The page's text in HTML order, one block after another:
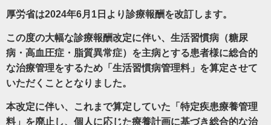
厚労省は2024年6月1日より診療報酬を改訂します。
この度の大幅な診療報酬改定に伴い、生活習慣病（糖尿
病・高血圧症・脂質異常症）を主病とする患者様に総合的
な治療管理をするため「生活習慣病管理料」を算定させて
いただくこととなりました。
本改定に伴い、これまで算定していた「特定疾患療養管理
料」を廃止し、個人に応じた療養計画に基づき総合的な治